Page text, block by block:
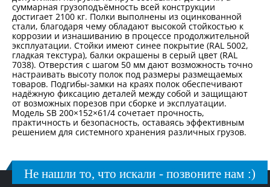
суммарная грузоподъёмность всей конструкции
достигает 2100 кг. Полки выполнены из оцинкованной
стали, благодаря чему обладают высокой стойкостью к
коррозии и изнашиванию в процессе продолжительной
эксплуатации. Стойки имеют синее покрытие (RAL 5002,
гладкая текстура), балки окрашены в серый цвет (RAL
7038). Отверстия с шагом 50 мм дают возможность точно
настраивать высоту полок под размеры размещаемых
товаров. Подгибы-замки на краях полок обеспечивают
надёжную фиксацию деталей между собой и защищают
от возможных порезов при сборке и эксплуатации.
Модель SB 200×152×61/4 сочетает прочность,
практичность и безопасность, оставаясь эффективным
решением для системного хранения различных грузов.
Не нашли то, что искали - позвоните нам :)